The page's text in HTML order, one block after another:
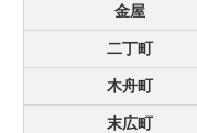
金屋
二丁町
木舟町
末広町